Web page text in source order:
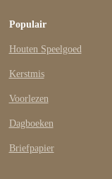
Populair
Houten Speelgoed
Kerstmis
Voorlezen
Dagboeken
Briefpapier